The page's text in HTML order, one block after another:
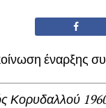
έναρξης
1960